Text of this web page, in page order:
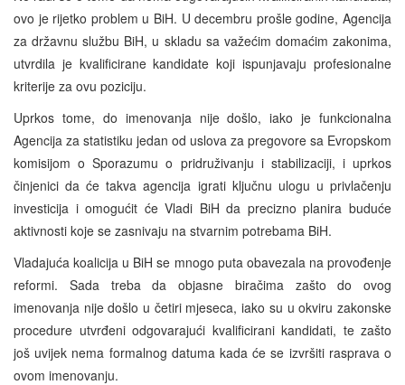
ovo je rijetko problem u BiH. U decembru prošle godine, Agencija
za državnu službu BiH, u skladu sa važećim domaćim zakonima,
utvrdila je kvalificirane kandidate koji ispunjavaju profesionalne
kriterije za ovu poziciju.
Uprkos tome, do imenovanja nije došlo, iako je funkcionalna
Agencija za statistiku jedan od uslova za pregovore sa Evropskom
komisijom o Sporazumu o pridruživanju i stabilizaciji, i uprkos
činjenici da će takva agencija igrati ključnu ulogu u privlačenju
investicija i omogućit će Vladi BiH da precizno planira buduće
aktivnosti koje se zasnivaju na stvarnim potrebama BiH.
Vladajuća koalicija u BiH se mnogo puta obavezala na provođenje
reformi. Sada treba da objasne biračima zašto do ovog
imenovanja nije došlo u četiri mjeseca, iako su u okviru zakonske
procedure utvrđeni odgovarajući kvalificirani kandidati, te zašto
još uvijek nema formalnog datuma kada će se izvršiti rasprava o
ovom imenovanju.